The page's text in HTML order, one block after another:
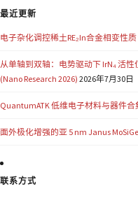
最近更新
电子杂化调控稀土RE₂In合金相变性质
从单轴到双轴：电势驱动下 IrN₄ 活
(Nano Research 2026) 2026年7月30日
QuantumATK 低维电子材料与器件合
面外极化增强的亚 5 nm Janus
联系方式